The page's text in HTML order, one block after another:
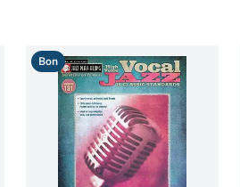
Bon